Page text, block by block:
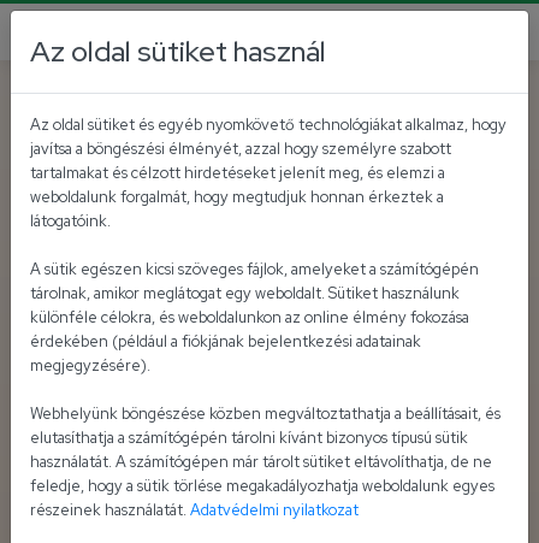
Az oldal sütiket használ
Az oldal sütiket és egyéb nyomkövető technológiákat alkalmaz, hogy
javítsa a böngészési élményét, azzal hogy személyre szabott
tartalmakat és célzott hirdetéseket jelenít meg, és elemzi a
weboldalunk forgalmát, hogy megtudjuk honnan érkeztek a
látogatóink.
A sütik egészen kicsi szöveges fájlok, amelyeket a számítógépén
tárolnak, amikor meglátogat egy weboldalt. Sütiket használunk
különféle célokra, és weboldalunkon az online élmény fokozása
érdekében (például a fiókjának bejelentkezési adatainak
megjegyzésére).
Webhelyünk böngészése közben megváltoztathatja a beállításait, és
elutasíthatja a számítógépén tárolni kívánt bizonyos típusú sütik
használatát. A számítógépen már tárolt sütiket eltávolíthatja, de ne
feledje, hogy a sütik törlése megakadályozhatja weboldalunk egyes
részeinek használatát. Adatvédelmi nyilatkozat